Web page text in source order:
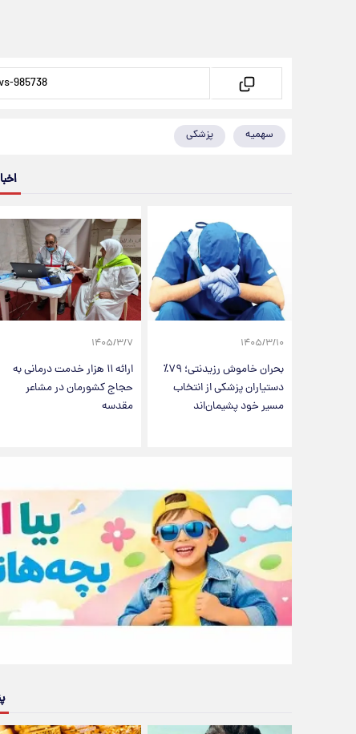
سهمیه پزشکی
۱۴۰۵/۳/۱۰
بحران خاموش رزیدنتی؛ ۷۹٪
دستیاران پزشکی از انتخاب
مسیر خود پشیمان‌اند
۱۴۰۵/۳/۷
ارائه ۱۱ هزار خدمت درمانی به
حجاج کشورمان در مشاعر
مقدسه